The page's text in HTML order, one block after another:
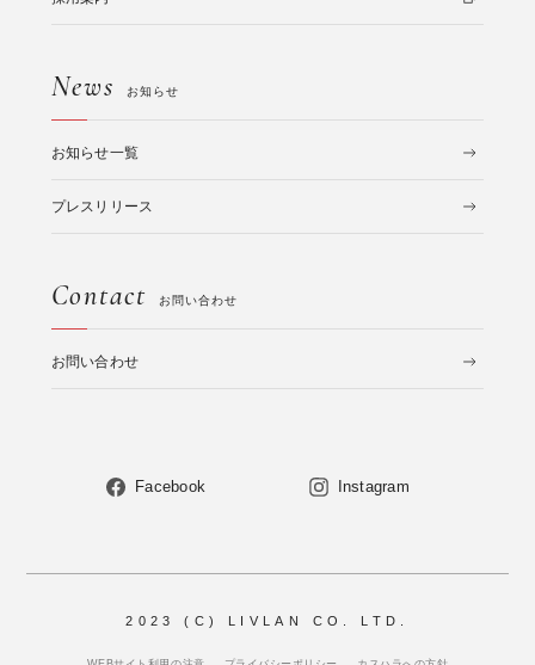
News お知らせ
お知らせ一覧
プレスリリース
Contact お問い合わせ
お問い合わせ
Facebook Instagram
2023 (C) LIVLAN CO. LTD.